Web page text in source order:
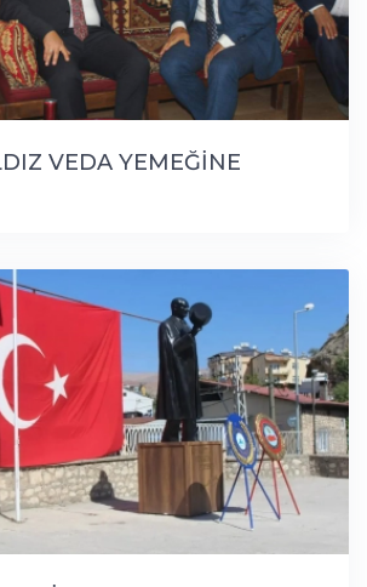
VEDA YEMEĞİNE